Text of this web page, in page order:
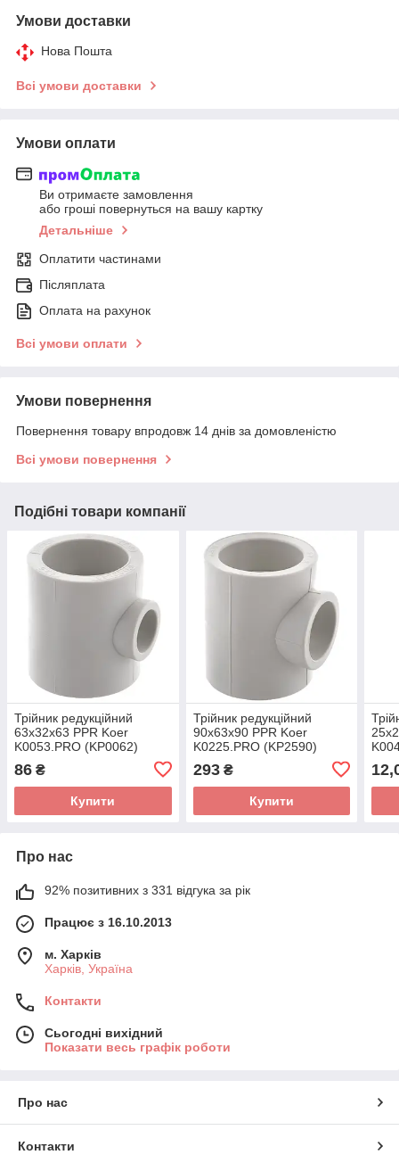
Умови доставки
Нова Пошта
Всі умови доставки
Умови оплати
Ви отримаєте замовлення
або гроші повернуться на вашу картку
Детальніше
Оплатити частинами
Післяплата
Оплата на рахунок
Всі умови оплати
Умови повернення
Повернення товару впродовж 14 днів за домовленістю
Всі умови повернення
Подібні товари компанії
Трійник редукційний
63x32x63 PPR Koer
K0053.PRO (KP0062)
86 ₴
Купити
Трійник редукційний
90x63x90 PPR Koer
K0225.PRO (KP2590)
293₴
Купити
Про нас
92% позитивних з 331 відгука за рік
Працює з 16.10.2013
м. Харків
Харків, Україна
Контакти
Сьогодні вихідний
Показати весь графік роботи
Про нас
Контакти